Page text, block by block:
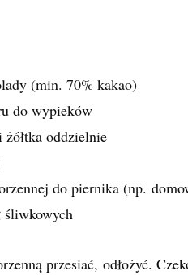
(min. 70% kakao)
do wypieków
żółtka oddzielnie
do piernika (np.
śliwkowych
przesiać, odłożyć.